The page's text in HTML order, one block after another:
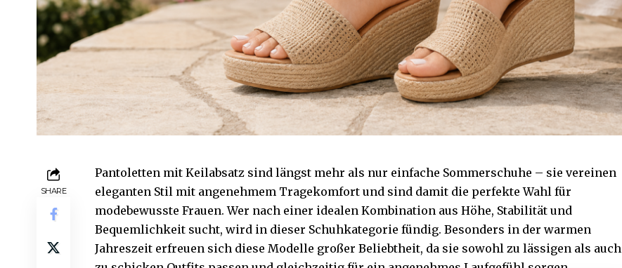
SHARE
Pantoletten mit Keilabsatz sind längst mehr als nur einfache Sommerschuhe – sie vereinen
eleganten Stil mit angenehmem Tragekomfort und sind damit die perfekte Wahl für
modebewusste Frauen. Wer nach einer idealen Kombination aus Höhe, Stabilität und
Bequemlichkeit sucht, wird in dieser Schuhkategorie fündig. Besonders in der warmen
Jahreszeit erfreuen sich diese Modelle großer Beliebtheit, da sie sowohl zu lässigen als auch